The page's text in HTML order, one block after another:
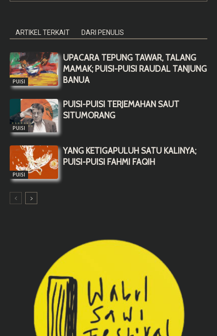
ARTIKEL TERKAIT DARI PENULIS
PUISI
UPACARA TEPUNG TAWAR, TALANG
MAMAK; PUISI-PUISI RAUDAL TANJUNG
BANUA
PUISI
PUISI-PUISI TERJEMAHAN SAUT
SITUMORANG
PUISI
YANG KETIGAPULUH SATU KALINYA;
PUISI-PUISI FAHMI FAQIH